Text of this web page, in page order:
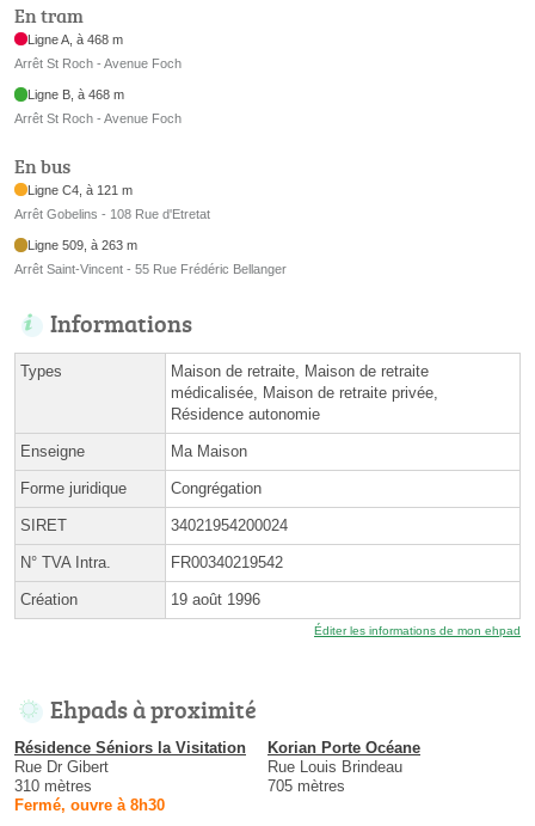
En tram
Ligne A, à 468 m
Arrêt St Roch - Avenue Foch
Ligne B, à 468 m
Arrêt St Roch - Avenue Foch
En bus
Ligne C4, à 121 m
Arrêt Gobelins - 108 Rue d'Etretat
Ligne 509, à 263 m
Arrêt Saint-Vincent - 55 Rue Frédéric Bellanger
Informations
Types
Maison de retraite, Maison de retraite
médicalisée, Maison de retraite privée,
Résidence autonomie
Enseigne Ma Maison
Forme juridique Congrégation
SIRET 34021954200024
N° TVA Intra. FR00340219542
Création 19 août 1996
Éditer les informations de mon ehpad
Ehpads à proximité
Résidence Séniors la Visitation
Rue Dr Gibert
310 mètres
Fermé, ouvre à 8h30
Korian Porte Océane
Rue Louis Brindeau
705 mètres